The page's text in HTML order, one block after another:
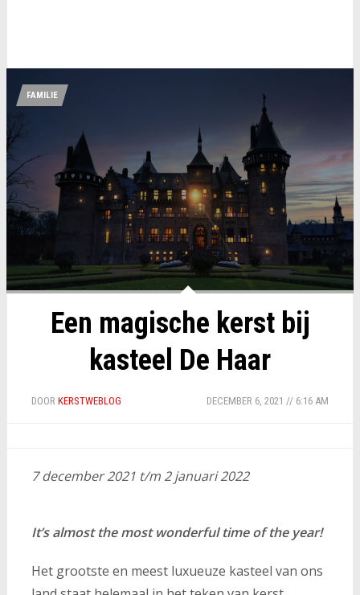
FAMILIE
Een magische kerst bij
kasteel De Haar
DOOR KERSTWEBLOG DECEMBER 6, 2021 // 6:16 AM
7 december 2021 t/m 2 januari 2022
It’s almost the most wonderful time of the year!
Het grootste en meest luxueuze kasteel van ons